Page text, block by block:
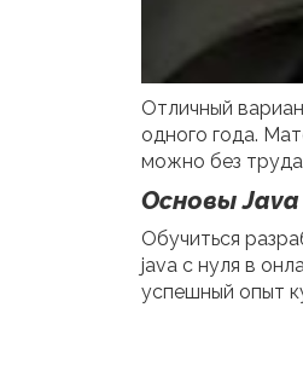
Отличный
одного года.
можно без
Основы Java
Обучиться
java с нуля в
успешный опыт